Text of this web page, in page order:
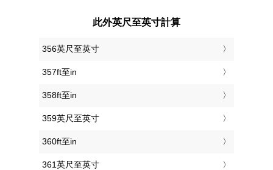
此外英尺至英寸計算
356英尺至英寸
357ft至in
358ft至in
359英尺至英寸
360ft至in
361英尺至英寸